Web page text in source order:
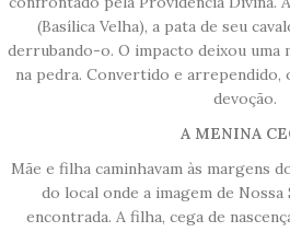
(Basílica Velha), a pata de seu
derrubando-o. O impacto deixou uma
na pedra. Convertido e
devoção.
A MENINA
Mãe e filha caminhavam às margens
do local onde a imagem de
encontrada. A filha, cega de